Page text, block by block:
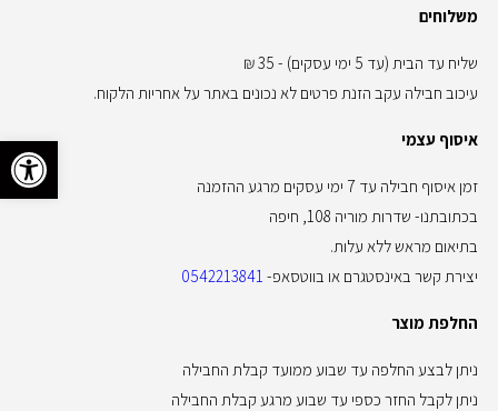
משלוחים
שליח עד הבית (עד 5 ימי עסקים) - 35 ₪
עיכוב חבילה עקב הזנת פרטים לא נכונים באתר על אחריות הלקוח.
איסוף עצמי
זמן איסוף חבילה עד 7 ימי עסקים מרגע ההזמנה
בכתובתנו- שדרות מוריה 108, חיפה
בתיאום מראש ללא עלות.
יצירת קשר באינסטגרם או בווטסאפ- 0542213841
החלפת מוצר
ניתן לבצע החלפה עד שבוע ממועד קבלת החבילה
ניתן לקבל החזר כספי עד שבוע מרגע קבלת החבילה
פתח